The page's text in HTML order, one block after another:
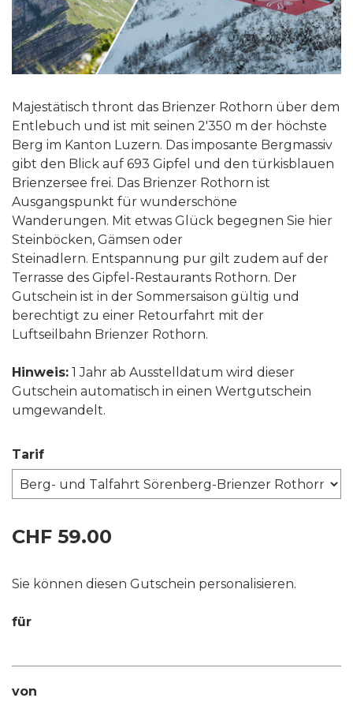
Majestätisch thront das Brienzer Rothorn über dem
Entlebuch und ist mit seinen 2'350 m der höchste
Berg im Kanton Luzern. Das imposante Bergmassiv
gibt den Blick auf 693 Gipfel und den türkisblauen
Brienzersee frei. Das Brienzer Rothorn ist
Ausgangspunkt für wunderschöne
Wanderungen. Mit etwas Glück begegnen Sie hier
Steinböcken, Gämsen oder
Steinadlern. Entspannung pur gilt zudem auf der
Terrasse des Gipfel-Restaurants Rothorn. Der
Gutschein ist in der Sommersaison gültig und
berechtigt zu einer Retourfahrt mit der
Luftseilbahn Brienzer Rothorn.
Hinweis: 1 Jahr ab Ausstelldatum wird dieser
Gutschein automatisch in einen Wertgutschein
umgewandelt.
Tarif
CHF 59.00
Sie können diesen Gutschein personalisieren.
für
von